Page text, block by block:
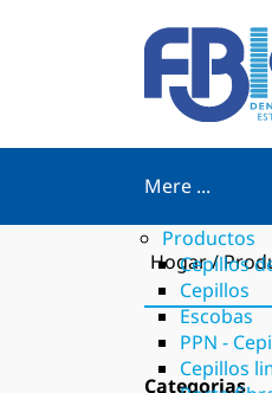
Mere ...
Productos
Cepillos
Cepillos
Escobas
PPN -
Cepillos
Hogar
Categorias